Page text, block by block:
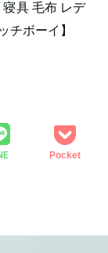
具 毛布 レデ
チボーイ】
Pocket